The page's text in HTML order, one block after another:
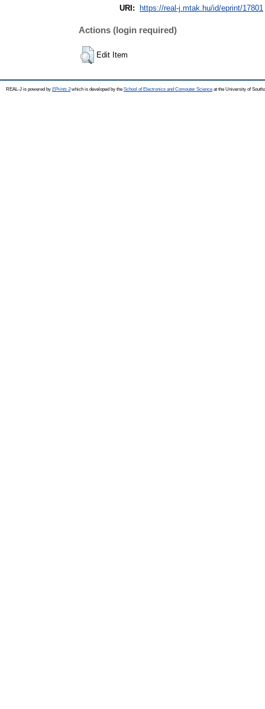
URI:
https://real-j.mtak.hu/id/eprint/17801
Actions (login required)
Edit Item
REAL-J is powered by EPrints 3which is developed by the School of Electronics and Computer Science at the University of